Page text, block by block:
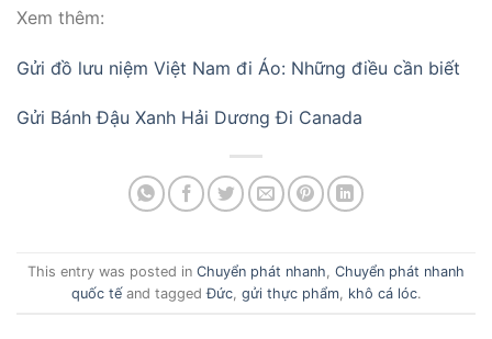
Xem thêm:
Gửi đồ lưu niệm Việt Nam đi Áo: Những điều cần biết
Gửi Bánh Đậu Xanh Hải Dương Đi Canada
This entry was posted in Chuyển phát nhanh Chuyển phát nhanh
quốc tếand taggedĐức, gửi thực phẩm, khô cá lóc.